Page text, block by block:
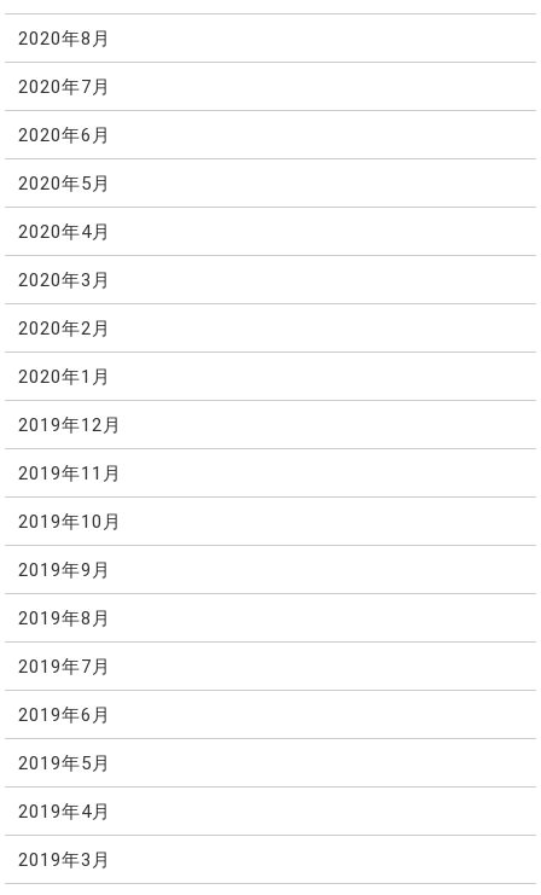
2020年8月
2020年7月
2020年6月
2020年5月
2020年4月
2020年3月
2020年2月
2020年1月
2019年12月
2019年11月
2019年10月
2019年9月
2019年8月
2019年7月
2019年6月
2019年5月
2019年4月
2019年3月